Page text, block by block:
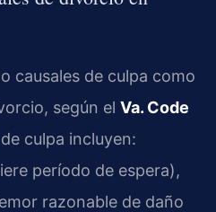
causales de culpa como
según el Va. Code
culpa incluyen:
período de espera),
razonable de daño